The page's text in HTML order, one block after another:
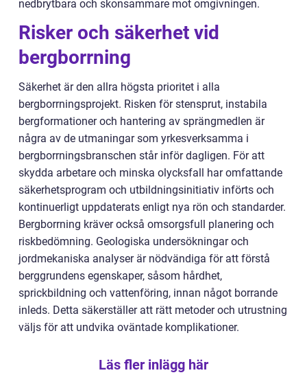
nedbrytbara och skonsammare mot omgivningen.
Risker och säkerhet vid
bergborrning
Säkerhet är den allra högsta prioritet i alla
bergborrningsprojekt. Risken för stensprut, instabila
bergformationer och hantering av sprängmedlen är
några av de utmaningar som yrkesverksamma i
bergborrningsbranschen står inför dagligen. För att
skydda arbetare och minska olycksfall har omfattande
säkerhetsprogram och utbildningsinitiativ införts och
kontinuerligt uppdaterats enligt nya rön och standarder.
Bergborrning kräver också omsorgsfull planering och
riskbedömning. Geologiska undersökningar och
jordmekaniska analyser är nödvändiga för att förstå
berggrundens egenskaper, såsom hårdhet,
sprickbildning och vattenföring, innan något borrande
inleds. Detta säkerställer att rätt metoder och utrustning
väljs för att undvika oväntade komplikationer.
Läs fler inlägg här